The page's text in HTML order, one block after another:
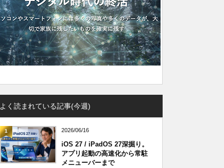
よく読まれている記事(今週)
1 2026/06/16
iOS 27 / iPadOS 27深掘り。
アプリ起動の高速化から常駐
メニューバーまで